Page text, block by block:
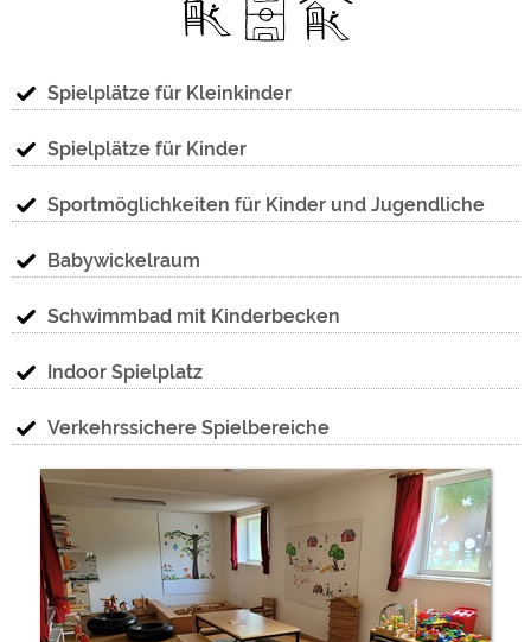
Spielplätze für Kleinkinder
Spielplätze für Kinder
Sportmöglichkeiten für Kinder und Jugendliche
Babywickelraum
Schwimmbad mit Kinderbecken
Indoor Spielplatz
Verkehrssichere Spielbereiche